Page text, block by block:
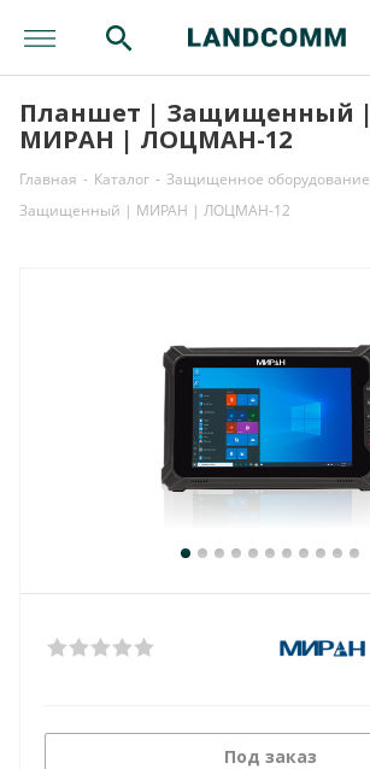
Планшет | Защищенный |
МИРАН | ЛОЦМАН-12
Главная - Каталог - Защищенное оборудование
Защищенный | МИРАН | ЛОЦМАН-12
Под заказ